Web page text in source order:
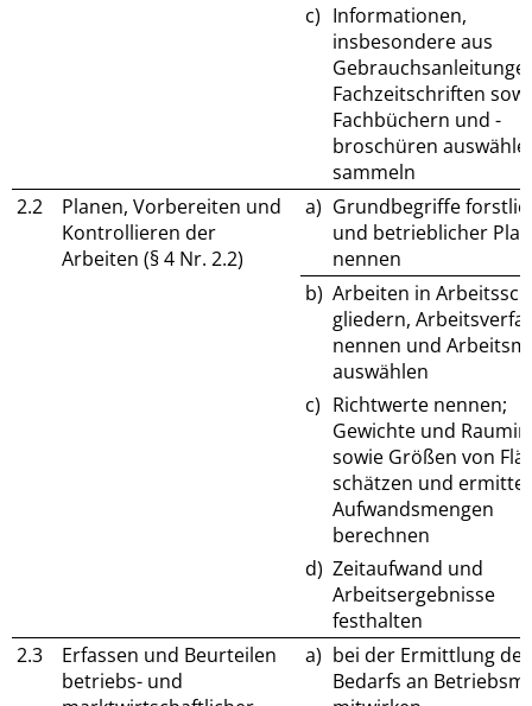
c) Informationen,
insbesondere aus
Fachzeitschriften
Fachbüchern und -
broschüren
sammeln
2.2
Planen, Vorbereiten und
Kontrollieren der
Arbeiten (§ 4 Nr. 2.2)
a) Grundbegriffe
und betrieblicher
nennen
b) Arbeiten in
gliedern,
nennen und
auswählen
c) Richtwerte nennen;
Gewichte und
sowie Größen von
schätzen und
Aufwandsmengen
berechnen
d) Zeitaufwand und
Arbeitsergebnisse
festhalten
2.3
Erfassen und Beurteilen
betriebs- und
a) bei der Ermittlung des
Bedarfs an